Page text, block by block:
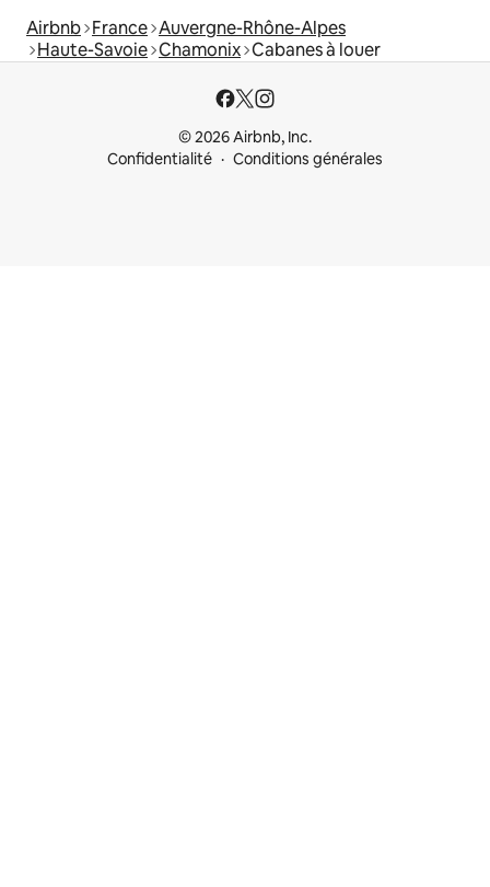
Airbnb France Auvergne-Rhône-Alpes
Haute-Savoie Chamonix Cabanes à louer
© 2026 Airbnb, Inc.
Confidentialité
Conditions générales